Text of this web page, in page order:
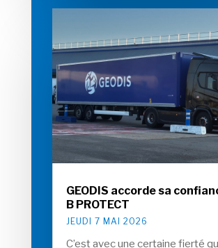
GEODIS accorde sa
B PROTECT
JEUDI 7 MAI 2026
C’est avec une certaine fierté